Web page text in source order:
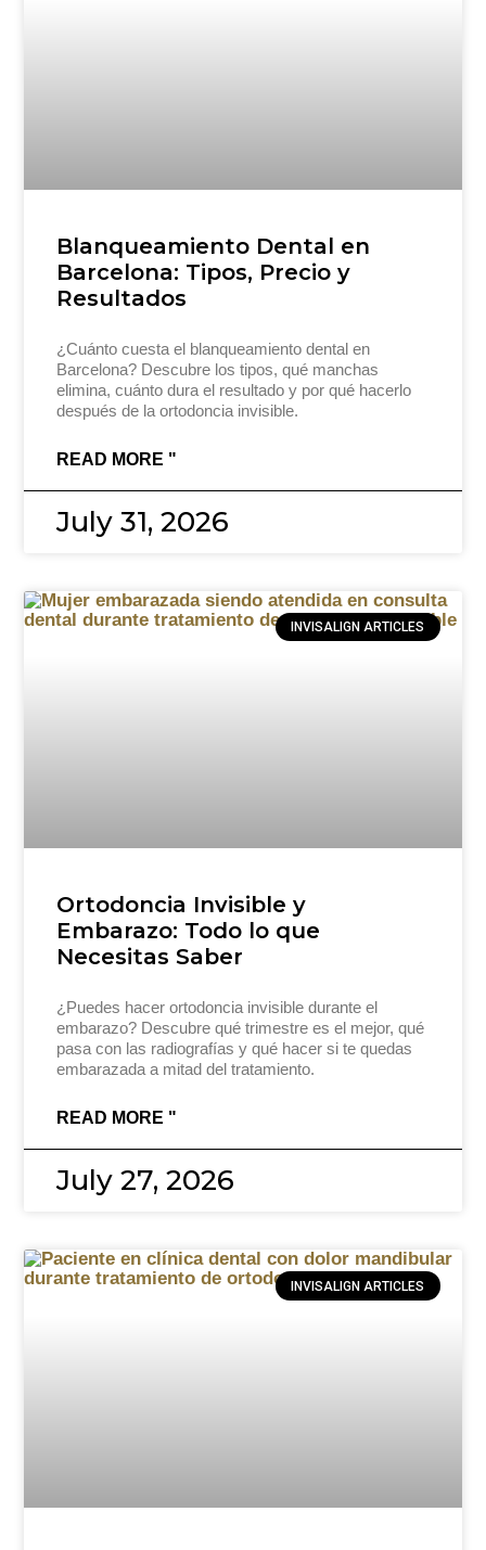
Blanqueamiento Dental en
Barcelona: Tipos, Precio y
Resultados
¿Cuánto cuesta el blanqueamiento dental en
Barcelona? Descubre los tipos, qué manchas
elimina, cuánto dura el resultado y por qué hacerlo
después de la ortodoncia invisible.
READ MORE "
July 31, 2026
INVISALIGN ARTICLES
Ortodoncia Invisible y
Embarazo: Todo lo que
Necesitas Saber
¿Puedes hacer ortodoncia invisible durante el
embarazo? Descubre qué trimestre es el mejor, qué
pasa con las radiografías y qué hacer si te quedas
embarazada a mitad del tratamiento.
READ MORE "
July 27, 2026
INVISALIGN ARTICLES